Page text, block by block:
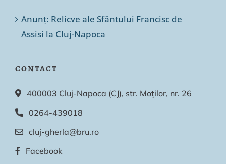
Anunț: Relicve ale Sfântului Francisc de
Assisi la Cluj-Napoca
CONTACT
400003 Cluj-Napoca (CJ), str. Moților, nr. 26
0264-439018
cluj-gherla@bru.ro
Facebook